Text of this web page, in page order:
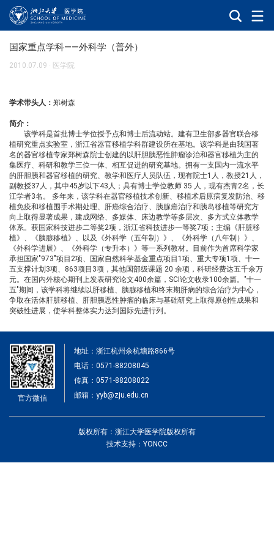
国家重点学科——外科学（普外）
2010.07.09 · 医学院
学术带头人： 郑树森
简介：
该学科是首批博士学位授予点和博士后流动站。建有卫生部多器官联合移
植研究重点实验室，浙江省器官移植学科群建设所在基地。该学科是由我国著
名的器官移植专家郑树森院士创建的以肝胆胰恶性肿瘤诊治和器官移植为主的
集医疗、科研和教学三位一体、相互促进的研究基地。拥有一支国内一流水平
的肝胆胰和器官移植的研究、教学和医疗人员队伍，现有院士1人，教授21人，
副教授37人，其中45岁以下43人；具有博士学位教师 35 人，现有杰青2名，长
江学者3名。 多年来，该学科在器官移植技术创新、移植术后原病复发防治、移
植免疫和移植围手术期处理、肝癌综合治疗、胰腺癌治疗和胰岛移植等研究方
向上取得显著成果，建成网络、多媒体、床边教学等多层次、多方式立体教学
体系。获国家科技进步二等奖2项，浙江省科技进步一等奖7项；主编《肝脏移
植》、《胰腺移植》、以及《外科学（五年制）》、《外科学（八年制）》、
《外科学进展》、《外科学（专升本）》等一系列教材。目前作为首席科学家
承担国家"973"项目2项、国家自然科学基金重点项目1项、重大专项1项、十一
五支撑计划3项、863项目3项，其他国部级课题 20 余项，科研经费达五千余万
元。在国内外核心期刊上发表研究论文400余篇，SCI论文收录100余篇。"十一
五"期间，该学科将继续以肝移植、胰腺移植和终末期肝病的综合治疗为中心，
争取在活体肝脏移植、肝胆胰恶性肿瘤的临床与基础研究上取得原创性成果和
突破性进展，使学科整体实力达到国际先进行列。
官方微信
地址：浙江杭州余杭塘路866号
电话：0571-88208045
传真：0571-88208022
邮箱：yyb@zju.edu.cn
版权所有：浙江大学医学院版权所有
技术支持：YONCC